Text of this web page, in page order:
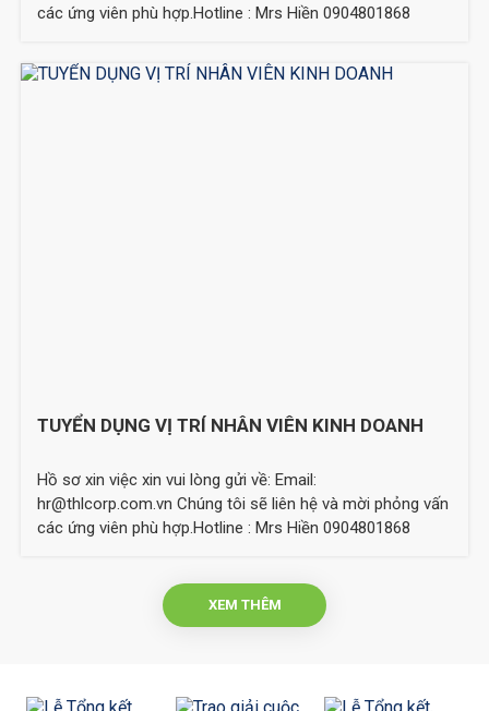
các ứng viên phù hợp.Hotline : Mrs Hiền 0904801868
TUYỂN DỤNG VỊ TRÍ NHÂN VIÊN KINH DOANH
Hồ sơ xin việc xin vui lòng gửi về: Email:
hr@thlcorp.com.vn Chúng tôi sẽ liên hệ và mời phỏng vấn
các ứng viên phù hợp.Hotline : Mrs Hiền 0904801868
XEM THÊM